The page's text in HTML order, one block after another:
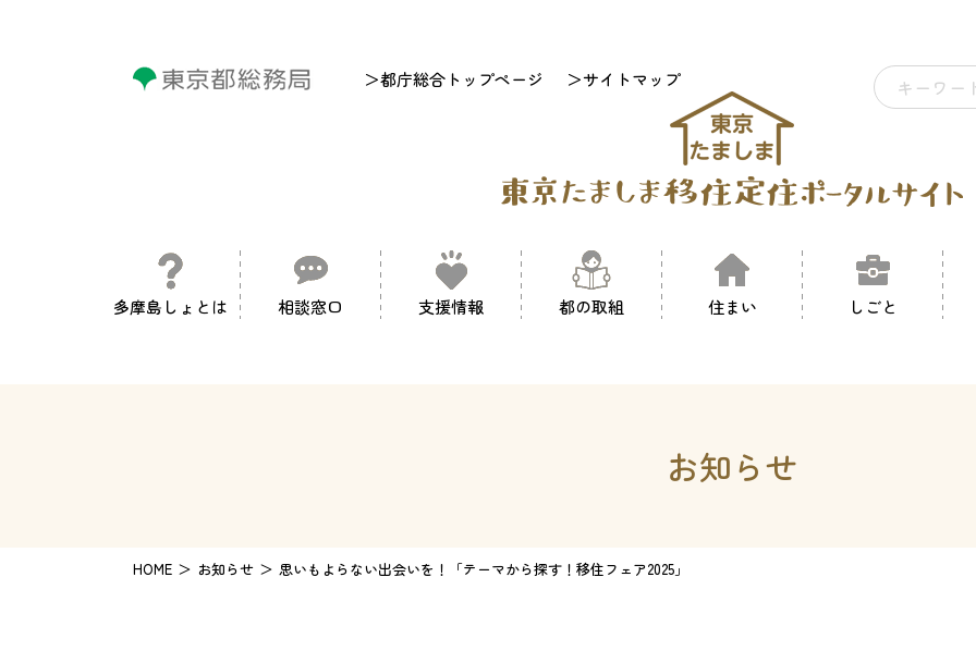
＞都庁総合トップページ ＞サイトマップ
多摩島しょとは 相談窓口 支援情報 都の取組 住まい しごと
お知らせ
HOME お知らせ 思いもよらない出会いを！「テーマから探す！移住フェア2025」